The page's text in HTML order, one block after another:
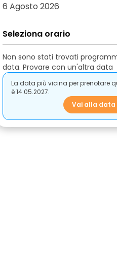
6 Agosto 2026
Seleziona orario
Non sono stati trovati
data. Provare con un'altra data
La data più vicina per prenotare
è 14.05.2027.
Vai alla data